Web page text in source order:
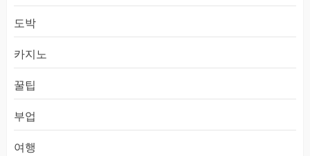
도박
카지노
꿀팁
부업
여행